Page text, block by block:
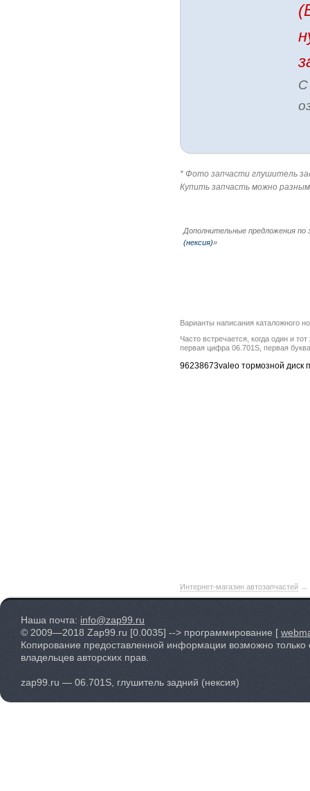
С
* Фото запчасти глушитель
Купить запчасть можно
Дополнительные предложения
(нексия)»
Варианты написания каталожного
Часто встречается, когда один и
первая цифра 06.701S, первая
96238673valeo тормозной диск
Интернет-магазин автозапчастей →
Наша почта: info@zap99.ru
© 2009—2018 Zap99.ru [0.0035] --> программирование [
Копирование предоставленной информации возможно только
владельцев авторских прав.
zap99.ru — 06.701S, глушитель задний (нексия)